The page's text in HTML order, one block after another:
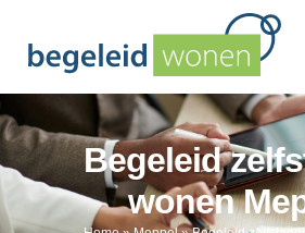
Begeleid
wonen